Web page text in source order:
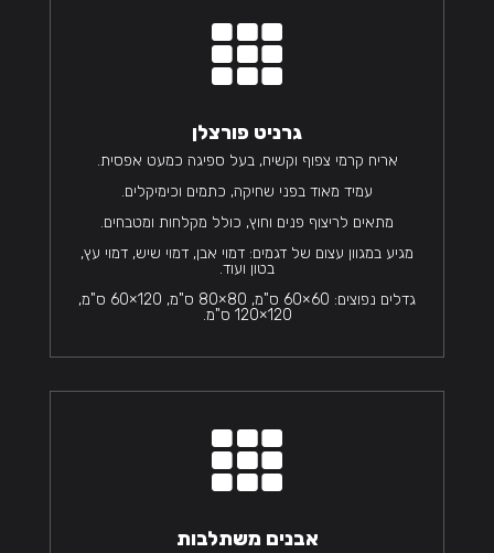

גרניט פורצלן
אריח קרמי צפוף וקשיח, בעל ספיגה כמעט אפסית.
עמיד מאוד בפני שחיקה, כתמים וכימיקלים.
מתאים לריצוף פנים וחוץ, כולל מקלחות ומטבחים.
מגיע במגוון עצום של דגמים: דמוי אבן, דמוי שיש, דמוי עץ,
בטון ועוד.
גדלים נפוצים: 60×60 ס"מ, 80×80 ס"מ, 120×60 ס"מ,
120×120 ס"מ.

אבנים משתלבות